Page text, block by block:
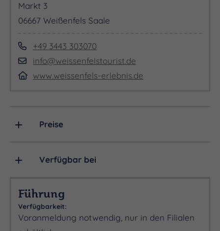
Markt 3
06667 Weißenfels Saale
+49 3443 303070
info@weissenfelstourist.de
www.weissenfels-erlebnis.de
Preise
Verfügbar bei
Führung
Verfügbarkeit:
Voranmeldung notwendig, nur in den Filialen